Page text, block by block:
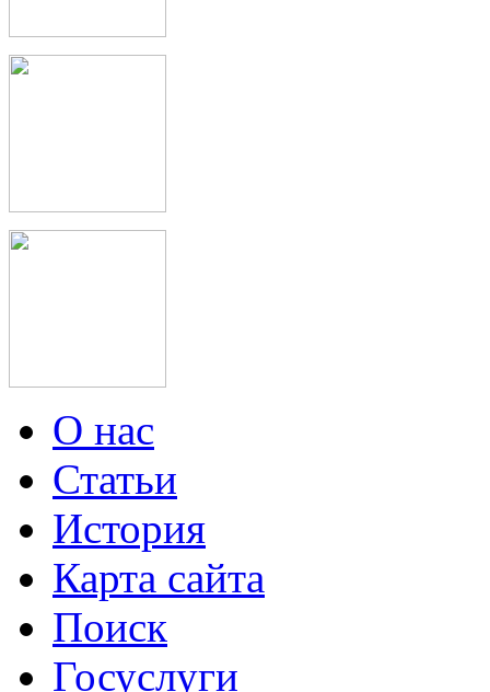
О нас
Статьи
История
Карта сайта
Поиск
Госуслуги